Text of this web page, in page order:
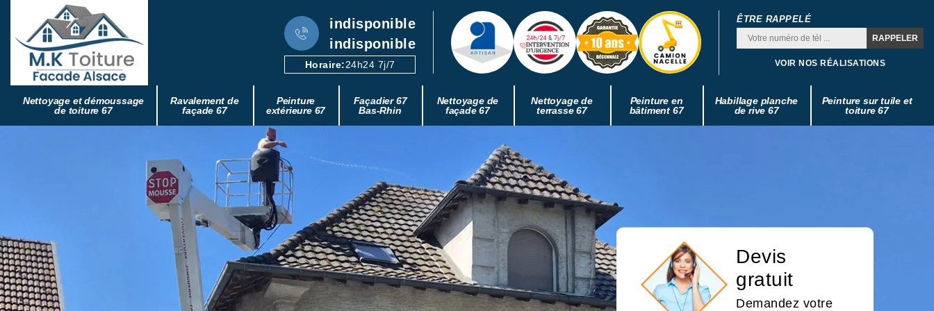
indisponible
indisponible
Horaire:24h24 7j/7
ÊTRE RAPPELÉ
VOIR NOS RÉALISATIONS
Nettoyage et démoussage
de toiture 67
Ravalement de
façade 67
Peinture
extérieure 67
Façadier 67
Bas-Rhin
Nettoyage de
façade 67
Nettoyage de
terrasse 67
Peinture en
bâtiment 67
Habillage planche
de rive 67
Peinture sur tuile et
toiture 67
Devis
gratuit
Demandez votre